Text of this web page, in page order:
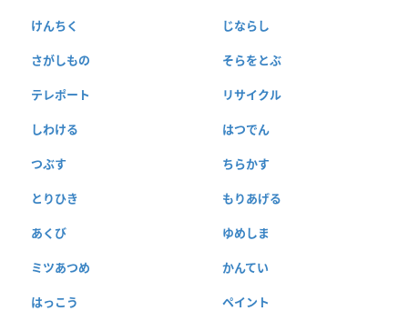
けんちく じならし
さがしもの そらをとぶ
テレポート リサイクル
しわける はつでん
つぶす ちらかす
とりひき もりあげる
あくび ゆめしま
ミツあつめ かんてい
はっこう ペイント